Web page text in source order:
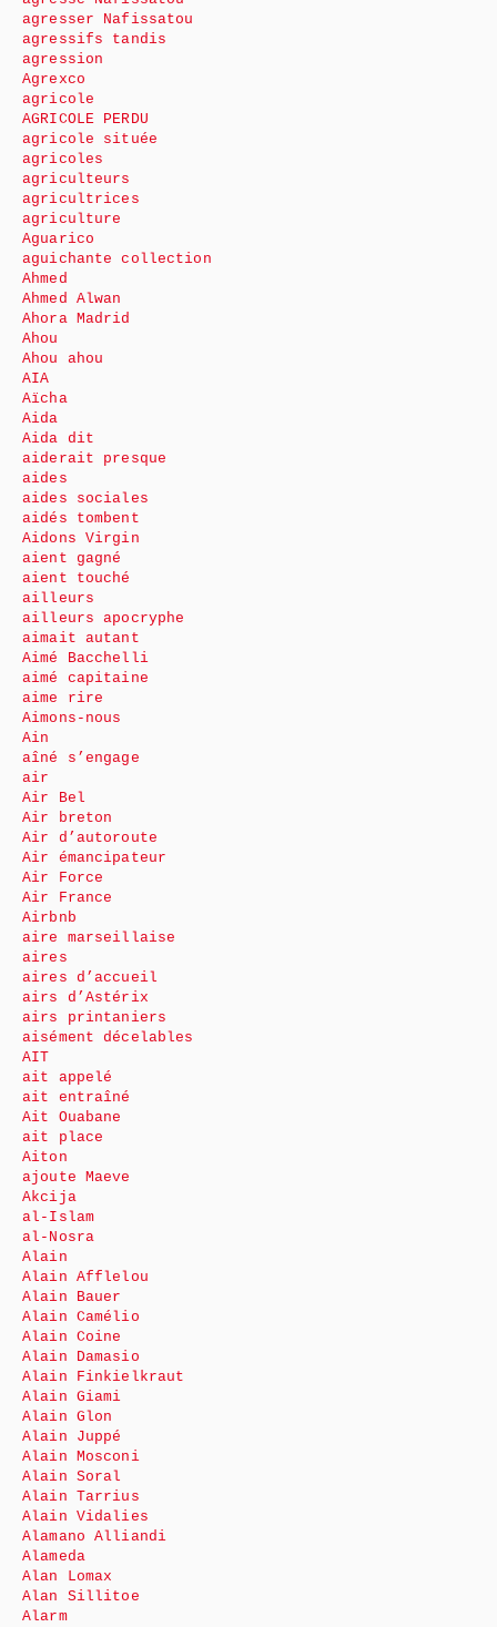
agresser Nafissatou
agressifs tandis
agression
Agrexco
agricole
AGRICOLE PERDU
agricole située
agricoles
agriculteurs
agricultrices
agriculture
Aguarico
aguichante collection
Ahmed
Ahmed Alwan
Ahora Madrid
Ahou
Ahou ahou
AIA
Aïcha
Aida
Aida dit
aiderait presque
aides
aides sociales
aidés tombent
Aidons Virgin
aient gagné
aient touché
ailleurs
ailleurs apocryphe
aimait autant
Aimé Bacchelli
aimé capitaine
aime rire
Aimons-nous
Ain
aîné s’engage
air
Air Bel
Air breton
Air d’autoroute
Air émancipateur
Air Force
Air France
Airbnb
aire marseillaise
aires
aires d’accueil
airs d’Astérix
airs printaniers
aisément décelables
AIT
ait appelé
ait entraîné
Ait Ouabane
ait place
Aiton
ajoute Maeve
Akcija
al-Islam
al-Nosra
Alain
Alain Afflelou
Alain Bauer
Alain Camélio
Alain Coine
Alain Damasio
Alain Finkielkraut
Alain Giami
Alain Glon
Alain Juppé
Alain Mosconi
Alain Soral
Alain Tarrius
Alain Vidalies
Alamano Alliandi
Alameda
Alan Lomax
Alan Sillitoe
Alarm